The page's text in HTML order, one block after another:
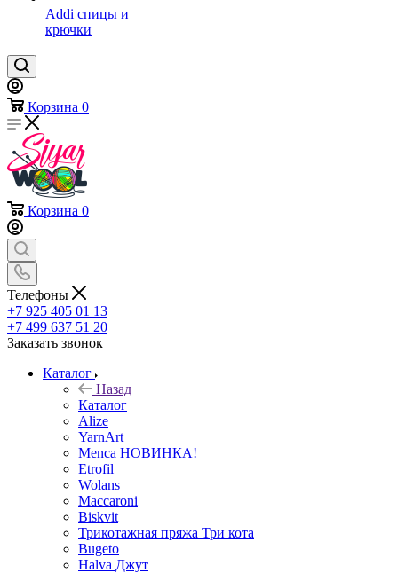
Addi спицы и
крючки
Корзина 0
Корзина 0
Телефоны
+7 925 405 01 13
+7 499 637 51 20
Заказать звонок
Каталог
Назад
Каталог
Alize
YarnArt
Menca НОВИНКА!
Etrofil
Wolans
Maccaroni
Biskvit
Трикотажная пряжа Три кота
Bugeto
Halva Джут